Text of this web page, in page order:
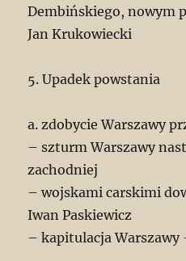
Dembińskiego, nowym
Jan Krukowiecki
5. Upadek powstania
a. zdobycie Warszawy
– szturm Warszawy
zachodniej
– wojskami carskimi
Iwan Paskiewicz
– kapitulacja Warszawy